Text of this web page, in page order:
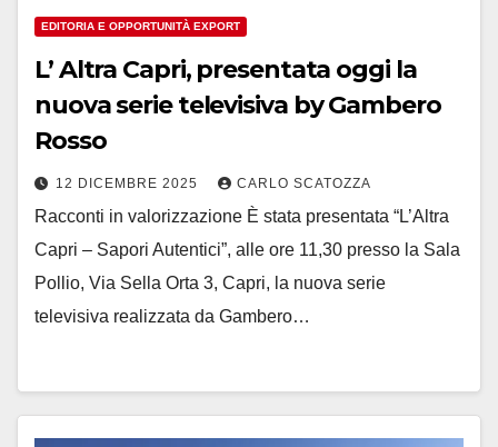
EDITORIA E OPPORTUNITÀ EXPORT
L’ Altra Capri, presentata oggi la
nuova serie televisiva by Gambero
Rosso
12 DICEMBRE 2025 CARLO SCATOZZA
Racconti in valorizzazione È stata presentata “L’Altra
Capri – Sapori Autentici”, alle ore 11,30 presso la Sala
Pollio, Via Sella Orta 3, Capri, la nuova serie
televisiva realizzata da Gambero…